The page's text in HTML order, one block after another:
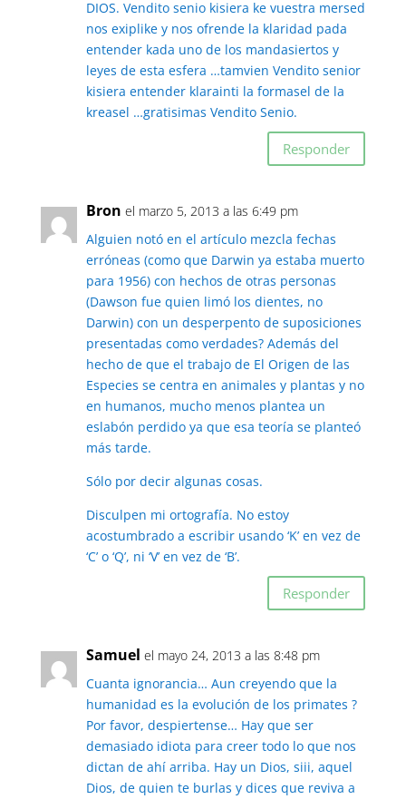
DIOS. Vendito senio kisiera ke vuestra mersed
nos exiplike y nos ofrende la klaridad pada
entender kada uno de los mandasiertos y
leyes de esta esfera …tamvien Vendito senior
kisiera entender klarainti la formasel de la
kreasel …gratisimas Vendito Senio.
Responder
Bron el marzo 5, 2013 a las 6:49 pm
Alguien notó en el artículo mezcla fechas
erróneas (como que Darwin ya estaba muerto
para 1956) con hechos de otras personas
(Dawson fue quien limó los dientes, no
Darwin) con un desperpento de suposiciones
presentadas como verdades? Además del
hecho de que el trabajo de El Origen de las
Especies se centra en animales y plantas y no
en humanos, mucho menos plantea un
eslabón perdido ya que esa teoría se planteó
más tarde.
Sólo por decir algunas cosas.
Disculpen mi ortografía. No estoy
acostumbrado a escribir usando ‘K’ en vez de
‘C’ o ‘Q’, ni ‘V’ en vez de ‘B’.
Responder
Samuel el mayo 24, 2013 a las 8:48 pm
Cuanta ignorancia… Aun creyendo que la
humanidad es la evolución de los primates ?
Por favor, despiertense… Hay que ser
demasiado idiota para creer todo lo que nos
dictan de ahí arriba. Hay un Dios, siii, aquel
Dios, de quien te burlas y dices que reviva a